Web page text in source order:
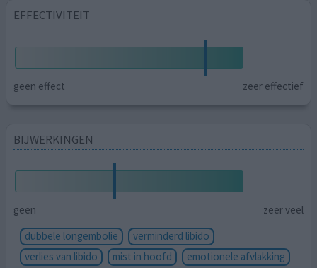
EFFECTIVITEIT
geen effect zeer effectief
BIJWERKINGEN
geen
zeer veel
dubbele longembolie
verminderd libido
verlies van libido
mist in hoofd emotionele afvlakking